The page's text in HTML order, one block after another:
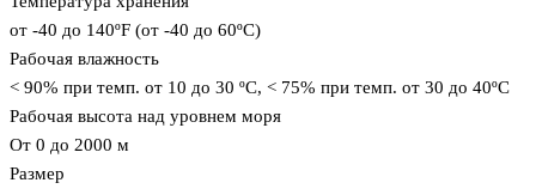
от -40 до 140ºF (от -40 до 60ºC)
Рабочая влажность
< 90% при темп. от 10 до 30 ºC, < 75% при темп. от 30 до 40ºC
Рабочая высота над уровнем моря
От 0 до 2000 м
Размер